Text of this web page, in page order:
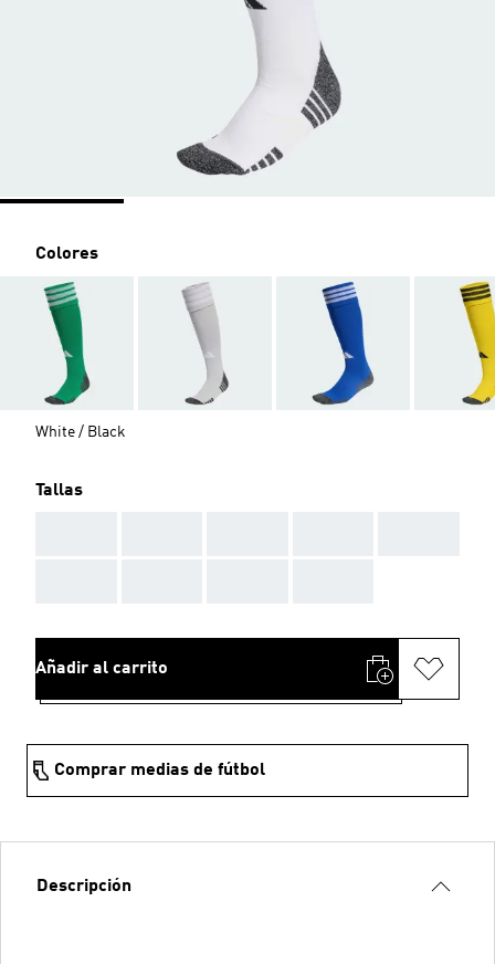
Colores
White / Black
Tallas
Añadir al carrito
Comprar medias de fútbol
Descripción